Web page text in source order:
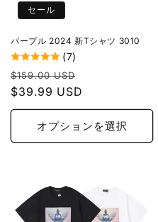
セール
パープル 2024 新Tシャツ 3010
(7)
通
常
価
$159.00 USD
ル
価
格
$39.99 USD
オプションを選択